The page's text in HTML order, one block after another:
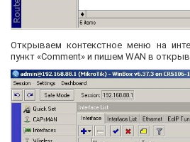
Открываем контекстное меню на
пункт «Comment» и пишем WAN в